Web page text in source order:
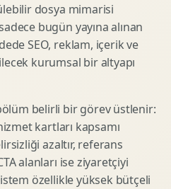
dosya mimarisi
bugün yayına alınan
SEO, reklam, içerik ve
kurumsal bir altyapı
belirli bir görev üstlenir:
kartları kapsamı
azaltır, referans
alanları ise ziyaretçiyi
özellikle yüksek bütçeli